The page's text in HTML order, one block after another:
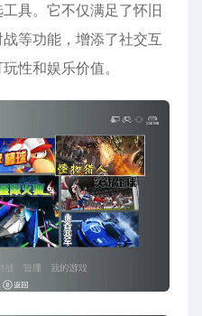
具。它不仅满足了怀旧
等功能，增添了社交互
性和娱乐价值。